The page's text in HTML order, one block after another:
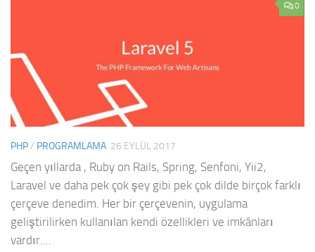
0
PHP/ PROGRAMLAMA 26 EYLÜL 2017
Geçen yıllarda , Ruby on Rails, Spring, Senfoni, Yii2,
Laravel ve daha pek çok şey gibi pek çok dilde birçok farklı
çerçeve denedim. Her bir çerçevenin, uygulama
geliştirilirken kullanılan kendi özellikleri ve imkânları
vardır....